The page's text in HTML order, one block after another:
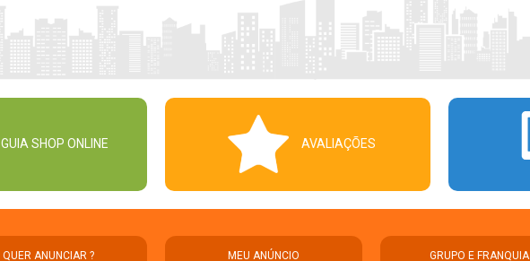
GUIA SHOP ONLINE AVALIAÇÕES
QUER ANUNCIAR ? MEU ANÚNCIO GRUPO E FRANQUIA